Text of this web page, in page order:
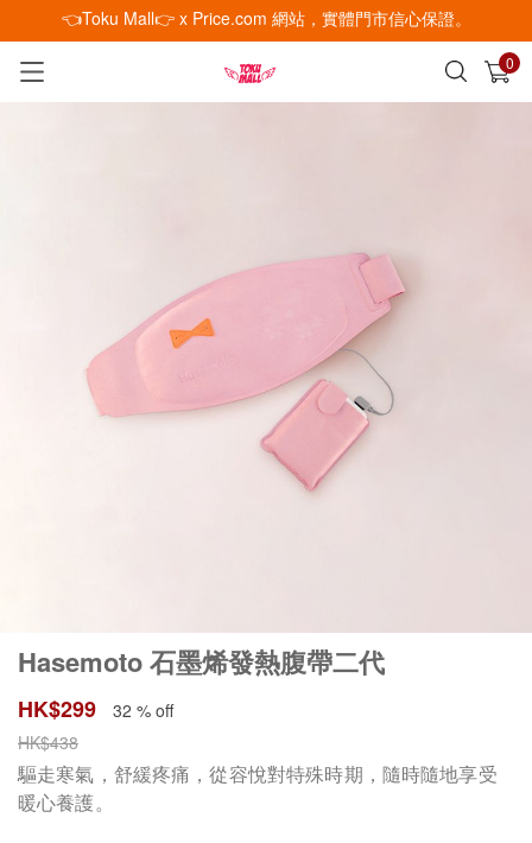
👈Toku Mall👉 x Price.com 網站，實體門市信心保證。
0
已加入購物車 查看
Hasemoto 石墨烯發熱腹帶二代
HK$299
32 % off
HK$438
驅走寒氣，舒緩疼痛，從容悅對特殊時期，隨時隨地享受
暖心養護。